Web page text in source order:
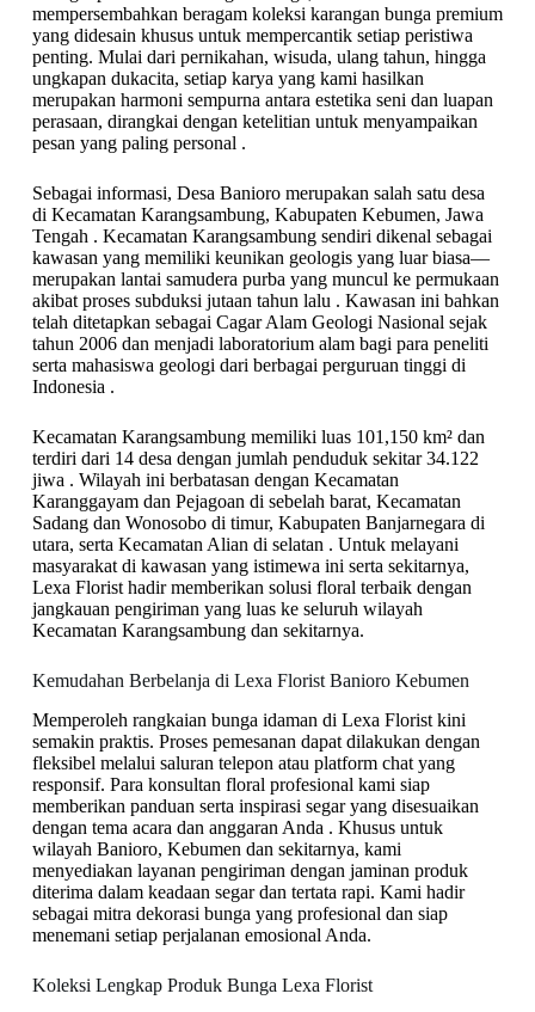
mempersembahkan beragam koleksi karangan bunga premium
yang didesain khusus untuk mempercantik setiap peristiwa
penting. Mulai dari pernikahan, wisuda, ulang tahun, hingga
ungkapan dukacita, setiap karya yang kami hasilkan
merupakan harmoni sempurna antara estetika seni dan luapan
perasaan, dirangkai dengan ketelitian untuk menyampaikan
pesan yang paling personal .
Sebagai informasi, Desa Banioro merupakan salah satu desa
di Kecamatan Karangsambung, Kabupaten Kebumen, Jawa
Tengah . Kecamatan Karangsambung sendiri dikenal sebagai
kawasan yang memiliki keunikan geologis yang luar biasa—
merupakan lantai samudera purba yang muncul ke permukaan
akibat proses subduksi jutaan tahun lalu . Kawasan ini bahkan
telah ditetapkan sebagai Cagar Alam Geologi Nasional sejak
tahun 2006 dan menjadi laboratorium alam bagi para peneliti
serta mahasiswa geologi dari berbagai perguruan tinggi di
Indonesia .
Kecamatan Karangsambung memiliki luas 101,150 km² dan
terdiri dari 14 desa dengan jumlah penduduk sekitar 34.122
jiwa . Wilayah ini berbatasan dengan Kecamatan
Karanggayam dan Pejagoan di sebelah barat, Kecamatan
Sadang dan Wonosobo di timur, Kabupaten Banjarnegara di
utara, serta Kecamatan Alian di selatan . Untuk melayani
masyarakat di kawasan yang istimewa ini serta sekitarnya,
Lexa Florist hadir memberikan solusi floral terbaik dengan
jangkauan pengiriman yang luas ke seluruh wilayah
Kecamatan Karangsambung dan sekitarnya.
Kemudahan Berbelanja di Lexa Florist Banioro Kebumen
Memperoleh rangkaian bunga idaman di Lexa Florist kini
semakin praktis. Proses pemesanan dapat dilakukan dengan
fleksibel melalui saluran telepon atau platform chat yang
responsif. Para konsultan floral profesional kami siap
memberikan panduan serta inspirasi segar yang disesuaikan
dengan tema acara dan anggaran Anda . Khusus untuk
wilayah Banioro, Kebumen dan sekitarnya, kami
menyediakan layanan pengiriman dengan jaminan produk
diterima dalam keadaan segar dan tertata rapi. Kami hadir
sebagai mitra dekorasi bunga yang profesional dan siap
menemani setiap perjalanan emosional Anda.
Koleksi Lengkap Produk Bunga Lexa Florist